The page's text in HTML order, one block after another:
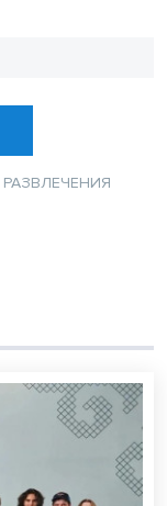
РАЗВЛЕЧЕНИЯ